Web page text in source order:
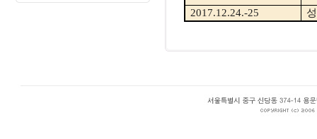
2017.12.24.-25